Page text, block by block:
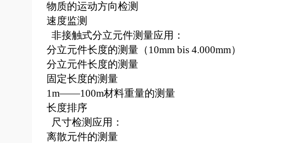
物质的运动方向检测
速度监测
非接触式分立元件测量应用：
分立元件长度的测量（ 10mm bis 4.000mm）
分立元件长度的测量
固定长度的测量
1m——100m材料重量的测量
长度排序
尺寸检测应用：
离散元件的测量